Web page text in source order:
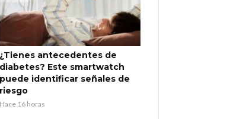
¿Tienes antecedentes de
diabetes? Este smartwatch
puede identificar señales de
riesgo
Hace 16 horas